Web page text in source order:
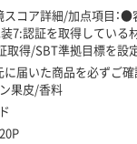
スコア詳細/加点項目：
7:認証を取得している
取得/SBT準拠目標を設
いた商品を必ずご確
果皮/香料